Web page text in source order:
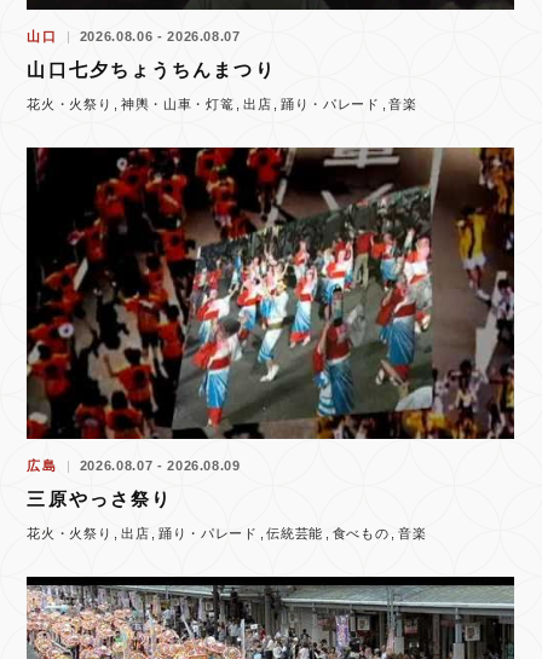
山口 2026.08.06 - 2026.08.07
山口七夕ちょうちんまつり
花火・火祭り 神輿・山車・灯篭 出店 踊り・パレード 音楽
広島 2026.08.07 - 2026.08.09
三原やっさ祭り
花火・火祭り 出店 踊り・パレード 伝統芸能 食べもの 音楽